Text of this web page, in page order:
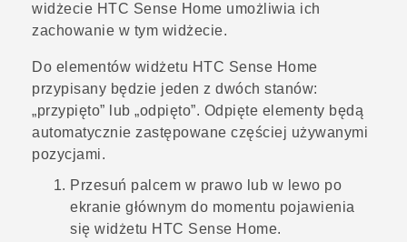
Urządzenia i akcesoria HTC
widżecie HTC Sense Home umożliwia ich
zachowanie w tym widżecie.
Do elementów widżetu HTC Sense Home
przypisany będzie jeden z dwóch stanów:
„przypięto” lub „odpięto”. Odpięte elementy będą
automatycznie zastępowane częściej używanymi
pozycjami.
Przesuń palcem w prawo lub w lewo po
ekranie głównym do momentu pojawienia
się widżetu HTC Sense Home.